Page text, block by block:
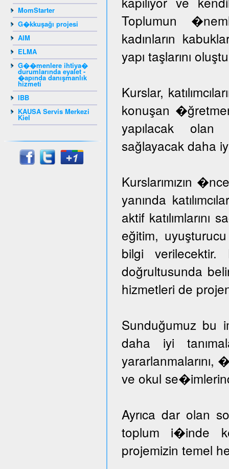
MomStarter
G�kkuşağı projesi
AIM
ELMA
G��menlere ihtiya�
durumlarında eyalet -
�apında danışmanlık
hizmeti
IBB
KAUSA Servis Merkezi
Kiel
Toplumun
kadınların
yapı taşlarını
Kurslar,
konuşan
yapılacak olan
sağlayacak daha
Kurslarımızın
yanında
aktif
eğitim,
bilgi verilecektir.
doğrultusunda
hizmetleri de
Sunduğumuz bu
daha iyi
yararlanmalarını,
ve okul
Ayrıca dar olan
toplum i�inde
projemizin temel